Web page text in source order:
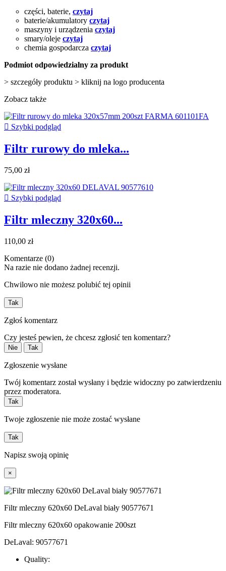
części, baterie, czytaj
baterie/akumulatory czytaj
maszyny i urządzenia czytaj
smary/oleje czytaj
chemia gospodarcza czytaj
Podmiot odpowiedzialny za produkt
> szczegóły produktu > kliknij na logo producenta
Zobacz także
 Szybki podgląd
Filtr rurowy do mleka...
75,00 zł
 Szybki podgląd
Filtr mleczny 320x60...
110,00 zł
Komentarze (0)
Na razie nie dodano żadnej recenzji.
Chwilowo nie możesz polubić tej opinii
Tak
Zgłoś komentarz
Czy jesteś pewien, że chcesz zgłosić ten komentarz?
Nie Tak
Zgłoszenie wysłane
Twój komentarz został wysłany i będzie widoczny po zatwierdzeniu
przez moderatora.
Tak
Twoje zgłoszenie nie może zostać wysłane
Tak
Napisz swoją opinię
×
Filtr mleczny 620x60 DeLaval biały 90577671
Filtr mleczny 620x60 opakowanie 200szt
DeLaval: 90577671
Quality: